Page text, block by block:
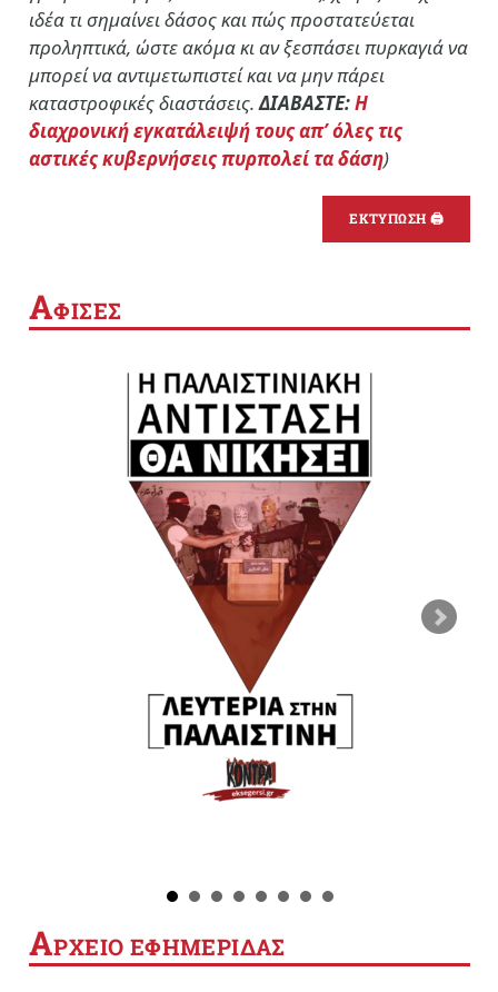
ιδέα τι σημαίνει δάσος και πώς προστατεύεται
προληπτικά, ώστε ακόμα κι αν ξεσπάσει πυρκαγιά να
μπορεί να αντιμετωπιστεί και να μην πάρει
καταστροφικές διαστάσεις.ΔΙΑΒΑΣΤΕ:Η
διαχρονική εγκατάλειψή τους απ’ όλες τις
αστικές κυβερνήσεις πυρπολεί τα δάση)
ΕΚΤΥΠΩΣΗ 🖨
ΑΦΙΣΕΣ
ΑΡΧΕΙΟ ΕΦΗΜΕΡΙΔΑΣ